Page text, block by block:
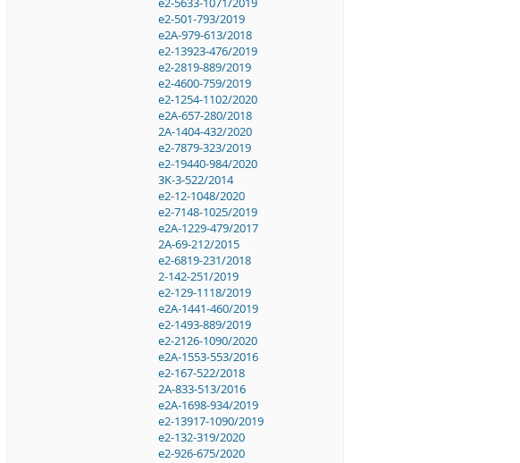
e2-501-793/2019
e2A-979-613/2018
e2-13923-476/2019
e2-2819-889/2019
e2-4600-759/2019
e2-1254-1102/2020
e2A-657-280/2018
2A-1404-432/2020
e2-7879-323/2019
e2-19440-984/2020
3K-3-522/2014
e2-12-1048/2020
e2-7148-1025/2019
e2A-1229-479/2017
2A-69-212/2015
e2-6819-231/2018
2-142-251/2019
e2-129-1118/2019
e2A-1441-460/2019
e2-1493-889/2019
e2-2126-1090/2020
e2A-1553-553/2016
e2-167-522/2018
2A-833-513/2016
e2A-1698-934/2019
e2-13917-1090/2019
e2-132-319/2020
e2-926-675/2020